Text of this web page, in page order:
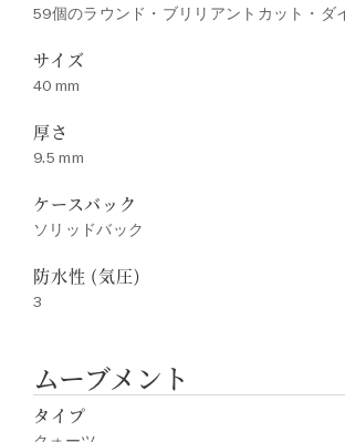
59個のラウンド・ブリリアントカット・ダ
サイズ
40 mm
厚さ
9.5 mm
ケースバック
ソリッドバック
防水性 (気圧)
3
ムーブメント
タイプ